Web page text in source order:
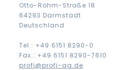
Otto-Röhm-Straße 18
64293 Darmstadt
Deutschland
Tel.: +49 6151 8290-0
Fax.: +49 6151 8290-7610
profi@profi-ag.de